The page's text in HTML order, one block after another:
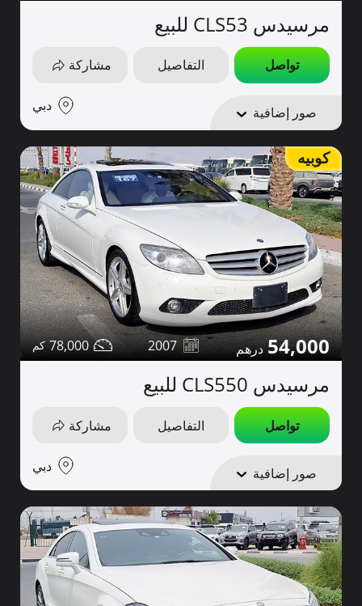
مرسيدس CLS53 للبيع
تواصل التفاصيل مشاركة
صور إضافية دبي
كوبيه
54,000
2007
78,000
مرسيدس CLS550 للبيع
تواصل التفاصيل مشاركة
صور إضافية دبي